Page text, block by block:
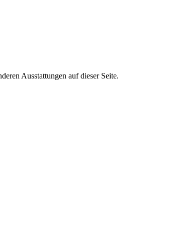
Ausstattungen auf dieser Seite.